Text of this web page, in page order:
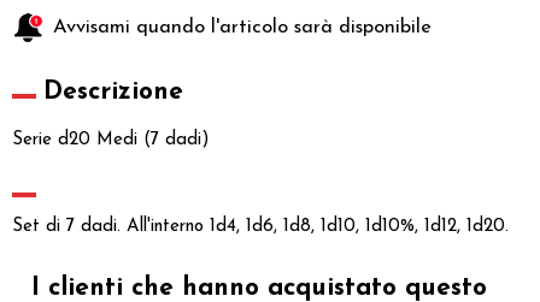
Avvisami quando l'articolo sarà disponibile
Descrizione
Serie d20 Medi (7 dadi)
Set di 7 dadi. All'interno 1d4, 1d6, 1d8, 1d10, 1d10%, 1d12, 1d20.
I clienti che hanno acquistato questo